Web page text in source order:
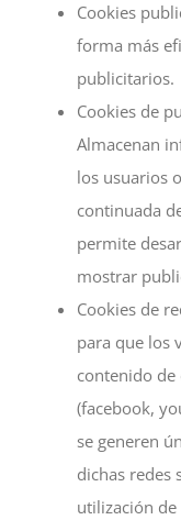
Cookies
forma más
publicitarios.
Cookies de
Almacenan
los usuarios
continuada
permite
mostrar
Cookies de
para que los
contenido
(facebook,
se generen
dichas redes
utilización